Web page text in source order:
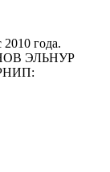
года.
ЭЛЬНУР